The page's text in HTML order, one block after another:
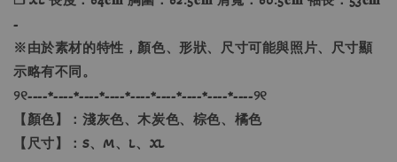
-
※由於素材的特性，顏色、形狀、尺寸可能與照片、尺寸顯
示略有不同。
୨୧----*----*----*----*----*----*----*----*----୨୧
【顏色】：淺灰色、木炭色、棕色、橘色
【尺寸】：S、M、L、XL